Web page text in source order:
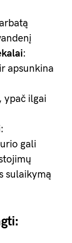
:
apsunkina
ypač ilgai
:
gali
sulaikymą